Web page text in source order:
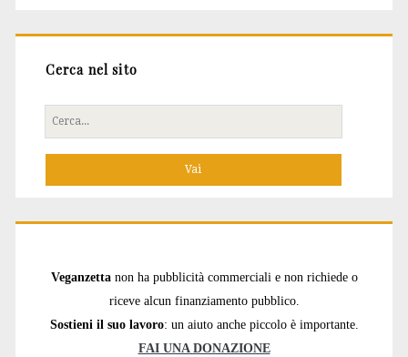
Cerca nel sito
Cerca
per:
Veganzetta non ha pubblicità commerciali e non richiede o
riceve alcun finanziamento pubblico.
Sostieni il suo lavoro: un aiuto anche piccolo è importante.
FAI UNA DONAZIONE